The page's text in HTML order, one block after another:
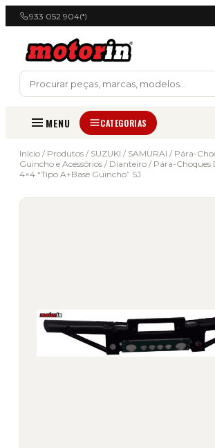
933 052 904(*)
MENU CATEGORIAS
Início / Produtos / SUZUKI / SAMURAI / Pára-
Guincho e Acessórios / Dianteiro / Pára-
4×4 “Tipo A+Base Guincho” SJ